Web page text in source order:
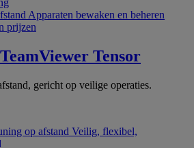
Apparaten bewaken en beheren
prijzen
TeamViewer Tensor
gericht op veilige operaties.
op afstand Veilig, flexibel,